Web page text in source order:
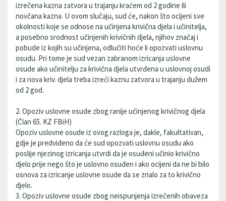
izrečena kazna zatvora u trajanju kraćem od 2 godine ili
novčana kazna. U ovom slučaju, sud će, nakon što ocijeni sve
okolnosti koje se odnose na učinjena krivična djela i učinitelja,
a posebno srodnost učinjenih krivičnih djela, njihov značaj i
pobude iz kojih su učinjena, odlučiti hoće li opozvati uslovnu
osudu. Pri tome je sud vezan zabranom izricanja uslovne
osude ako učinitelju za krivična djela utvrđena u uslovnoj osudi
i za nova kriv. djela treba izreći kaznu zatvora u trajanju dužem
od 2 god.
2. Opoziv uslovne osude zbog ranije učinjenog krivičnog djela
(Član 65. KZ FBiH)
Opoziv uslovne osude iz ovog razloga je, dakle, fakultativan,
gdje je predviđeno da će sud opozvati uslovnu osudu ako
poslije njezinog izricanja utvrdi da je osuđeni učinio krivično
djelo prije nego što je uslovno osuđen i ako ocijeni da ne bi bilo
osnova za izricanje uslovne osude da se znalo za to krivično
djelo.
3. Opoziv uslovne osude zbog neispunjenja izrečenih obaveza